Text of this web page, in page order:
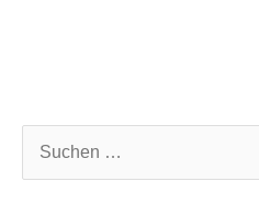
u